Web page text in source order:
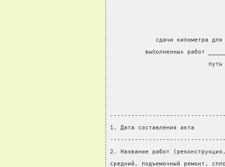
сдачи километра
выполненных работ
путь
1. Дата составления акта
2. Название работ
средний, подъемочный ремонт,